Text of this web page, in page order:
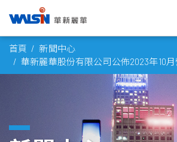
content
首頁
新聞中心
華新麗華股份有限公司公佈2023年10月